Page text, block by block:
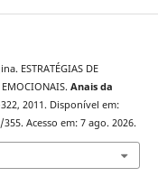
ESTRATÉGIAS DE
EMOCIONAIS. Anais da
2011. Disponível em:
Acesso em: 7 ago. 2026.